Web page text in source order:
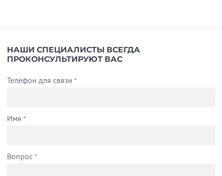
НАШИ СПЕЦИАЛИСТЫ ВСЕГДА
ПРОКОНСУЛЬТИРУЮТ ВАС
Телефон для связи *
Имя *
Вопрос *